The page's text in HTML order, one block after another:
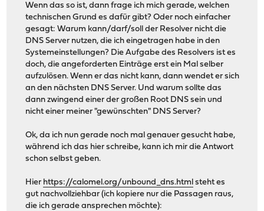
Wenn das so ist, dann frage ich mich gerade, welchen
technischen Grund es dafür gibt? Oder noch einfacher
gesagt: Warum kann/darf/soll der Resolver nicht die
DNS Server nutzen, die ich eingetragen habe in den
Systemeinstellungen? Die Aufgabe des Resolvers ist es
doch, die angeforderten Einträge erst ein Mal selber
aufzulösen. Wenn er das nicht kann, dann wendet er sich
an den nächsten DNS Server. Und warum sollte das
dann zwingend einer der großen Root DNS sein und
nicht einer meiner "gewünschten" DNS Server?
Ok, da ich nun gerade noch mal genauer gesucht habe,
während ich das hier schreibe, kann ich mir die Antwort
schon selbst geben.
Hier https://calomel.org/unbound_dns.html steht es
gut nachvollziehbar (ich kopiere nur die Passagen raus,
die ich gerade ansprechen möchte):